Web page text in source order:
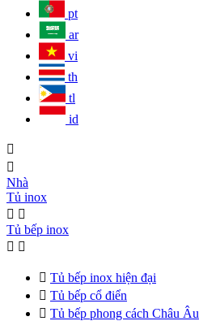
pt
ar
vi
th
tl
id


Nhà
Tủ inox
 
Tủ bếp inox
 
 Tủ bếp inox hiện đại
 Tủ bếp cổ điển
 Tủ bếp phong cách Châu Âu